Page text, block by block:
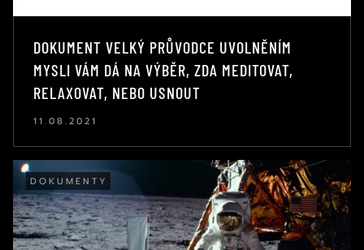
DOKUMENT VELKÝ PRŮVODCE UVOLNĚNÍM
MYSLI VÁM DÁ NA VÝBĚR, ZDA MEDITOVAT,
RELAXOVAT, NEBO USNOUT
11.08.2021
DOKUMENTY